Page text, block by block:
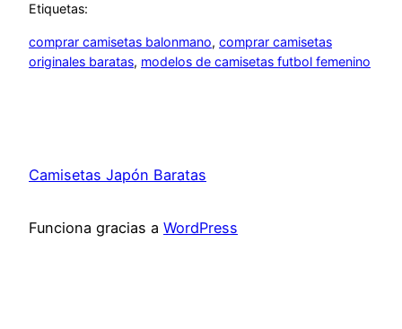
Etiquetas:
comprar camisetas balonmano, comprar camisetas
originales baratas, modelos de camisetas futbol femenino
Camisetas Japón Baratas
Funciona gracias a WordPress